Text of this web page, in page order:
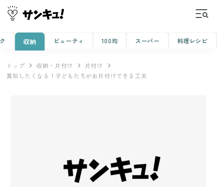
収納 ビューティ 100均 スーパー 料理レシピ
トップ 収納・片付け
片付け
真似したくなる！子どもたちがお片付けできる工夫